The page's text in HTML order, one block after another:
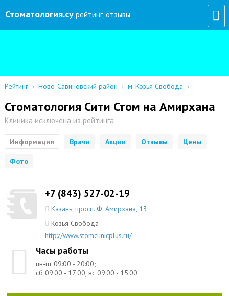
Стоматология.су рейтинг, отзывы
Рейтинг › Ново-Савиновский район › м. Козья Свобода ›
Стоматология Сити Стом на Амирхана
Клиника исключена из рейтинга
Информация Врачи Акции Отзывы Цены
Фото
+7 (843) 527-02-19
Казань,просп. Ф. Амирхана, 13
Козья Свобода
http://www.stomclinicplus.ru/
Часы работы
пн-пт 09:00 - 20:00;
сб 09:00 - 17:00, вс 09:00 - 15:00